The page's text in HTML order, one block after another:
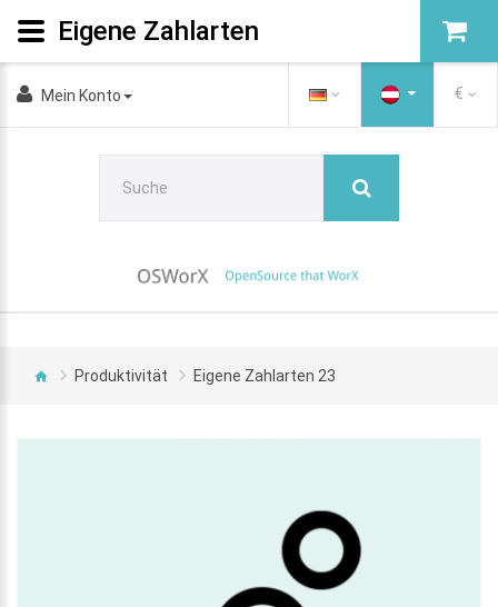
Mein Konto €
Produktivität Eigene Zahlarten 23
Eigene Zahlarten